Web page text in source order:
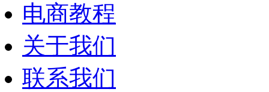
电商教程
关于我们
联系我们